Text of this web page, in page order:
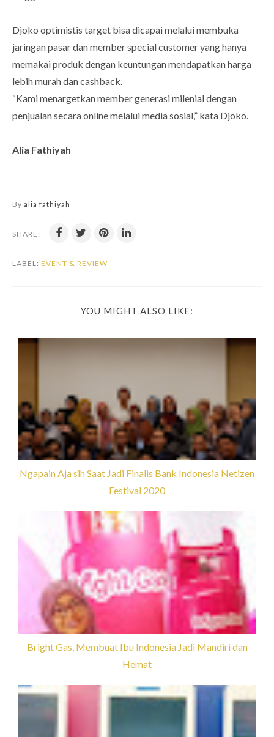
Djoko optimistis target bisa dicapai melalui membuka
jaringan pasar dan member special customer yang hanya
memakai produk dengan keuntungan mendapatkan harga
lebih murah dan cashback.
“Kami menargetkan member generasi milenial dengan
penjualan secara online melalui media sosial,” kata Djoko.
Alia Fathiyah
By alia fathiyah
SHARE:
LABEL: EVENT & REVIEW
YOU MIGHT ALSO LIKE:
Ngapain Aja sih Saat Jadi Finalis Bank Indonesia Netizen
Festival 2020
Bright Gas, Membuat Ibu Indonesia Jadi Mandiri dan
Hemat